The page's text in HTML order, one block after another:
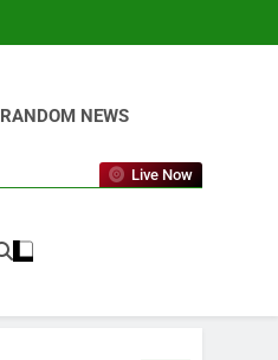
RANDOM NEWS
Live Now